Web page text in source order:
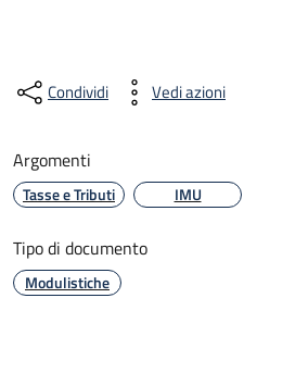
Condividi Vedi azioni
Argomenti
Tasse e Tributi IMU
Tipo di documento
Modulistiche